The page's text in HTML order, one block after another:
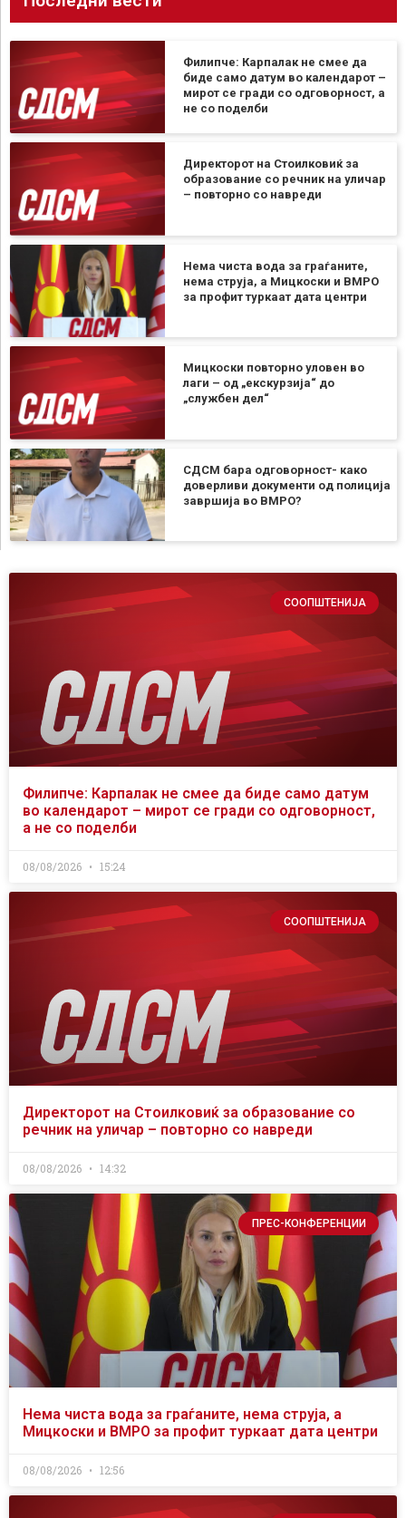
Филипче: Карпалак не смее да
биде само датум во календарот –
мирот се гради со одговорност, а
не со поделби
Директорот на Стоилковиќ за
образование со речник на уличар
– повторно со навреди
Нема чиста вода за граѓаните,
нема струја, а Мицкоски и ВМРО
за профит туркаат дата центри
Мицкоски повторно уловен во
лаги – од „екскурзија“ до
„службен дел“
СДСМ бара одговорност- како
доверливи документи од полиција
завршија во ВМРО?
СООПШТЕНИЈА
Филипче: Карпалак не смее да биде само датум
во календарот – мирот се гради со одговорност,
а не со поделби
08/08/2026 15:24
СООПШТЕНИЈА
Директорот на Стоилковиќ за образование со
речник на уличар – повторно со навреди
08/08/2026 14:32
ПРЕС-КОНФЕРЕНЦИИ
Нема чиста вода за граѓаните, нема струја, а
Мицкоски и ВМРО за профит туркаат дата центри
08/08/2026 12:56